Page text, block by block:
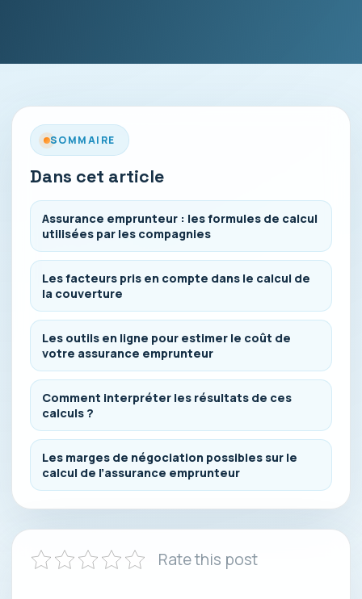
SOMMAIRE
Dans cet article
Assurance emprunteur : les formules de calcul
utilisées par les compagnies
Les facteurs pris en compte dans le calcul de
la couverture
Les outils en ligne pour estimer le coût de
votre assurance emprunteur
Comment interpréter les résultats de ces
calculs ?
Les marges de négociation possibles sur le
calcul de l’assurance emprunteur
Rate this post